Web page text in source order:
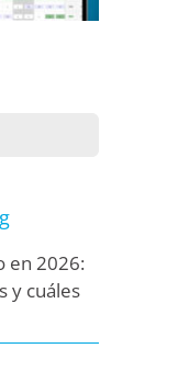
en 2026:
y cuáles